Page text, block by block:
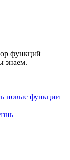
функций
знаем.
новые функции